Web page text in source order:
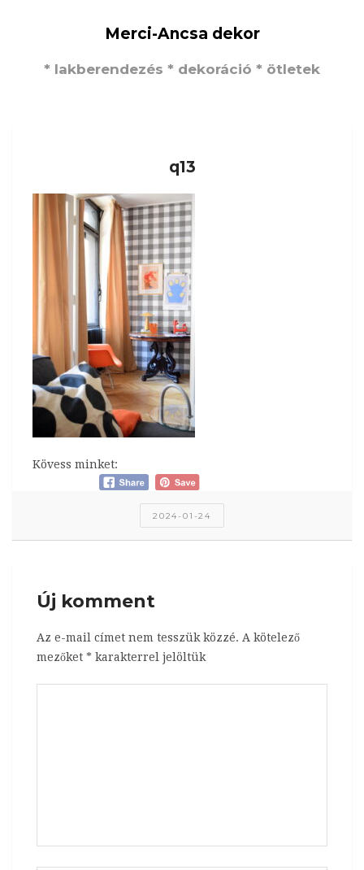
Merci-Ancsa dekor
* lakberendezés * dekoráció * ötletek
q13
Kövess minket:
2024-01-24
Új komment
Az e-mail címet nem tesszük közzé. A kötelező
mezőket * karakterrel jelöltük